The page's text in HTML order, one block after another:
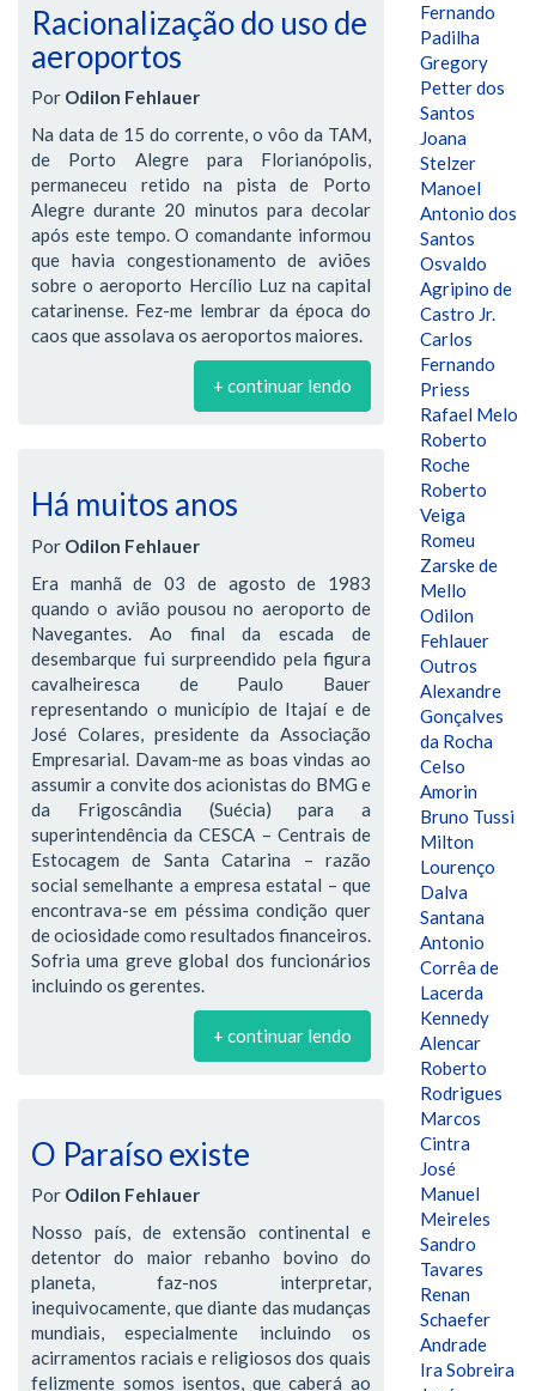
Racionalização do uso de
aeroportos
Por Odilon Fehlauer
Na data de 15 do corrente, o vôo da TAM,
de Porto Alegre para Florianópolis,
permaneceu retido na pista de Porto
Alegre durante 20 minutos para decolar
após este tempo. O comandante informou
que havia congestionamento de aviões
sobre o aeroporto Hercílio Luz na capital
catarinense. Fez-me lembrar da época do
caos que assolava os aeroportos maiores.
+ continuar lendo
Há muitos anos
Por Odilon Fehlauer
Era manhã de 03 de agosto de 1983
quando o avião pousou no aeroporto de
Navegantes. Ao final da escada de
desembarque fui surpreendido pela figura
cavalheiresca de Paulo Bauer
representando o município de Itajaí e de
José Colares, presidente da Associação
Empresarial. Davam-me as boas vindas ao
assumir a convite dos acionistas do BMG e
da Frigoscândia (Suécia) para a
superintendência da CESCA – Centrais de
Estocagem de Santa Catarina – razão
social semelhante a empresa estatal – que
encontrava-se em péssima condição quer
de ociosidade como resultados financeiros.
Sofria uma greve global dos funcionários
incluindo os gerentes.
+ continuar lendo
O Paraíso existe
Por Odilon Fehlauer
Nosso país, de extensão continental e
detentor do maior rebanho bovino do
planeta, faz-nos interpretar,
inequivocamente, que diante das mudanças
mundiais, especialmente incluindo os
acirramentos raciais e religiosos dos quais
felizmente somos isentos, que caberá ao
Fernando
Padilha
Gregory
Petter dos
Santos
Joana
Stelzer
Manoel
Antonio dos
Santos
Osvaldo
Agripino de
Castro Jr.
Carlos
Fernando
Priess
Rafael Melo
Roberto
Roche
Roberto
Veiga
Romeu
Zarske de
Mello
Odilon
Fehlauer
Outros
Alexandre
Gonçalves
da Rocha
Celso
Amorin
Bruno Tussi
Milton
Lourenço
Dalva
Santana
Antonio
Corrêa de
Lacerda
Kennedy
Alencar
Roberto
Rodrigues
Marcos
Cintra
José
Manuel
Meireles
Sandro
Tavares
Renan
Schaefer
Andrade
Ira Sobreira